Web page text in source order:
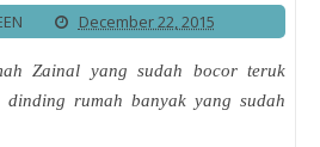
December 22, 2015
Zainal yang sudah bocor teruk
dinding rumah banyak yang sudah